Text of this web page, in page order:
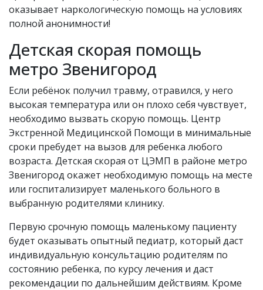
оказывает наркологическую помощь на условиях
полной анонимности!
Детская скорая помощь
метро Звенигород
Если ребёнок получил травму, отравился, у него
высокая температура или он плохо себя чувствует,
необходимо вызвать скорую помощь. Центр
Экстренной Медицинской Помощи в минимальные
сроки пребудет на вызов для ребенка любого
возраста. Детская скорая от ЦЭМП в районе метро
Звенигород окажет необходимую помощь на месте
или госпитализирует маленького больного в
выбранную родителями клинику.
Первую срочную помощь маленькому пациенту
будет оказывать опытный педиатр, который даст
индивидуальную консультацию родителям по
состоянию ребенка, по курсу лечения и даст
рекомендации по дальнейшим действиям. Кроме